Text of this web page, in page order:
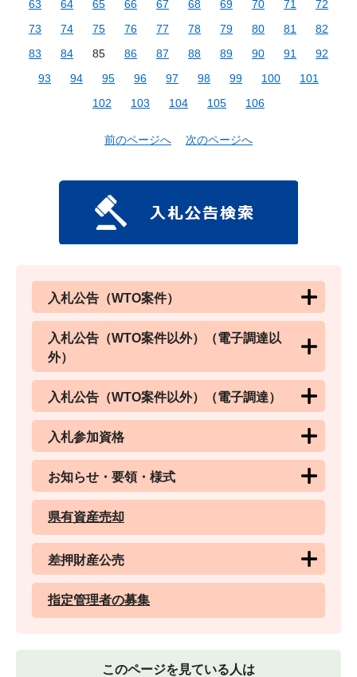
63
64 65 66 67 68 69 70 71
72
73
74 75 76 77 78 79 80 81
82
83
84 85 86 87 88 89 90 91
92
93
94 95 96 97 98 99 100
101
102
103 104 105 106
前のページへ 次のページへ
入札公告（WTO案件）
入札公告（WTO案件以外）（電子調達以
外）
入札公告（WTO案件以外）（電子調達）
入札参加資格
お知らせ・要領・様式
県有資産売却
差押財産公売
指定管理者の募集
このページを見ている人は